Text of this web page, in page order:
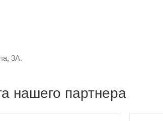
3A.
нашего партнера